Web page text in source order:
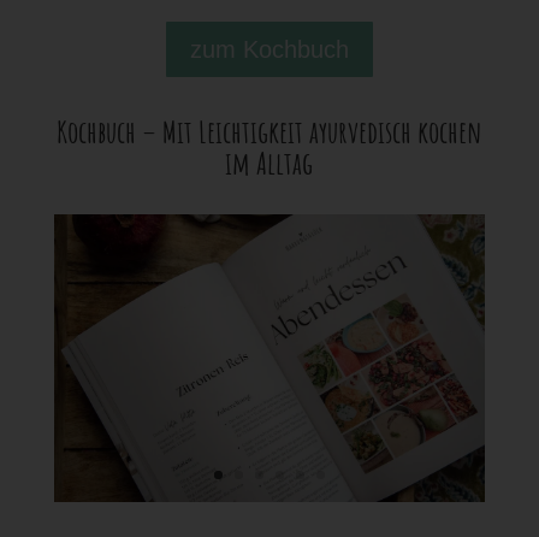
zum Kochbuch
Kochbuch – Mit Leichtigkeit ayurvedisch kochen
im Alltag